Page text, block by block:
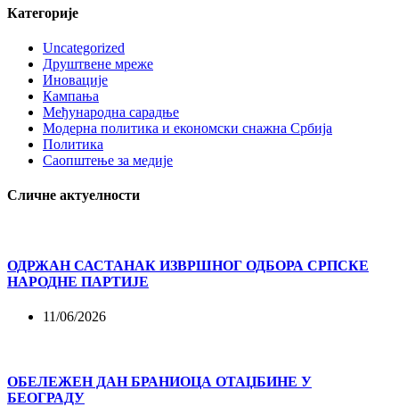
Категорије
Uncategorized
Друштвене мреже
Иновације
Кампања
Међународна сарадње
Модерна политика и економски снажна Србија
Политика
Саопштење за медије
Сличне актуелности
ОДРЖАН САСТАНАК ИЗВРШНОГ ОДБОРА СРПСКЕ
НАРОДНЕ ПАРТИЈЕ
11/06/2026
ОБЕЛЕЖЕН ДАН БРАНИОЦА ОТАЏБИНЕ У
БЕОГРАДУ